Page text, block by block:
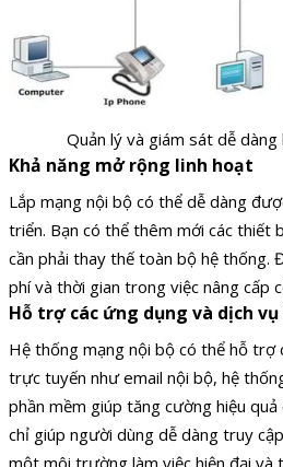
Quản lý và giám sát dễ
Khả năng mở rộng linh hoạt
Lắp mạng nội bộ có thể dễ dàng
triển. Bạn có thể thêm mới các thiết
cần phải thay thế toàn bộ hệ thống.
phí và thời gian trong việc nâng cấp
Hỗ trợ các ứng dụng và dịch
Hệ thống mạng nội bộ có thể hỗ trợ
trực tuyến như email nội bộ, hệ
phần mềm giúp tăng cường hiệu
chỉ giúp người dùng dễ dàng truy